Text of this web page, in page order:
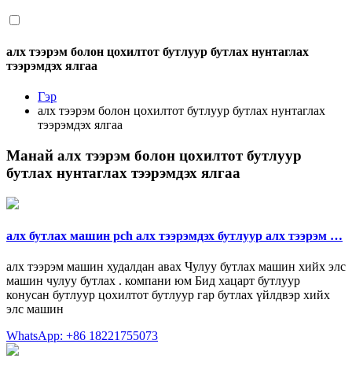
алх тээрэм болон цохилтот бутлуур бутлах нунтаглах
тээрэмдэх ялгаа
Гэр
алх тээрэм болон цохилтот бутлуур бутлах нунтаглах
тээрэмдэх ялгаа
Манай алх тээрэм болон цохилтот бутлуур
бутлах нунтаглах тээрэмдэх ялгаа
алх бутлах машин pch алх тээрэмдэх бутлуур алх тээрэм …
алх тээрэм машин худалдан авах Чулуу бутлах машин хийх элс
машин чулуу бутлах . компани юм Бид хацарт бутлуур
конусан бутлуур цохилтот бутлуур гар бутлах үйлдвэр хийх
элс машин
WhatsApp: +86 18221755073